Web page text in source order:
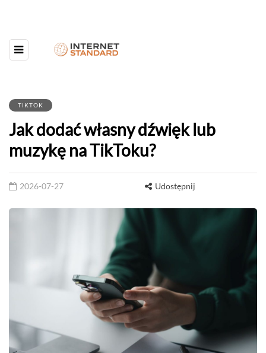
TIKTOK
Jak dodać własny dźwięk lub
muzykę na TikToku?
2026-07-27 Udostępnij